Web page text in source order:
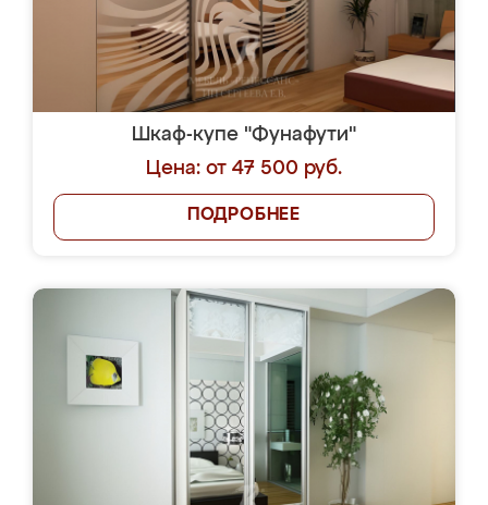
Шкаф-купе "Фунафути"
Цена: от 47 500 руб.
ПОДРОБНЕЕ